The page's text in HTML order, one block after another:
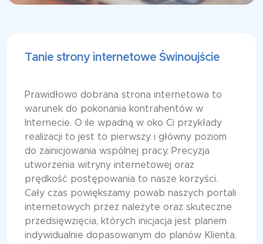
Tanie strony internetowe Świnoujście
Prawidłowo dobrana strona internetowa to
warunek do pokonania kontrahentów w
Internecie. O ile wpadną w oko Ci przykłady
realizacji to jest to pierwszy i główny poziom
do zainicjowania wspólnej pracy. Precyzja
utworzenia witryny internetowej oraz
prędkość postępowania to nasze korzyści.
Cały czas powiększamy powab naszych portali
internetowych przez należyte oraz skuteczne
przedsięwzięcia, których inicjacja jest planem
indywidualnie dopasowanym do planów Klienta.